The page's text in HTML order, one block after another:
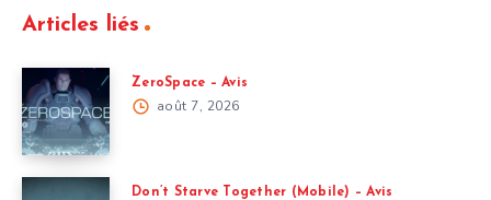
Articles liés
ZeroSpace – Avis
août 7, 2026
Don’t Starve Together (Mobile) – Avis